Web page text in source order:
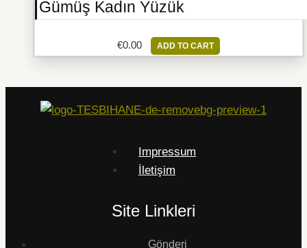
Gümüş Kadın Yüzük
€0.00 ADD TO CART
Impressum
İletişim
Site Linkleri
Gönderi